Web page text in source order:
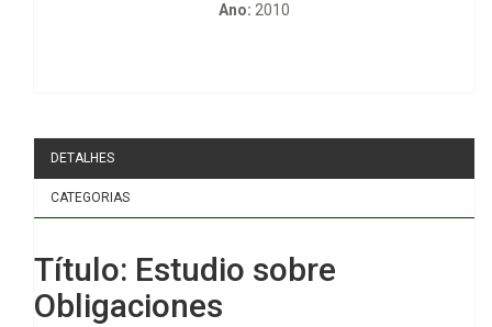
Ano: 2010
DETALHES
CATEGORIAS
Título: Estudio sobre
Obligaciones